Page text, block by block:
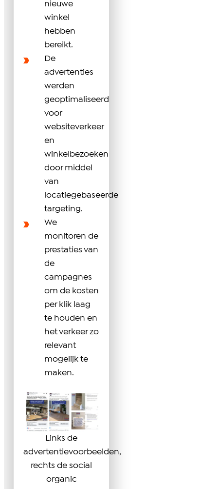
nieuwe
winkel
hebben
bereikt.
De
advertenties
werden
geoptimaliseerd
voor
websiteverkeer
en
winkelbezoeken
door middel
van
locatiegebaseerde
targeting.
We
monitoren de
prestaties van
de
campagnes
om de kosten
per klik laag
te houden en
het verkeer zo
relevant
mogelijk te
maken.
Links de
advertentievoorbeelden,
rechts de social
organic